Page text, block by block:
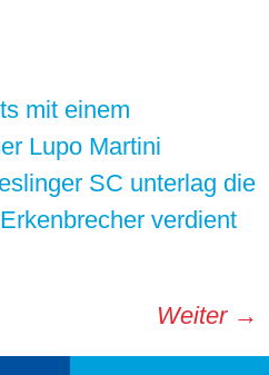
mit einem
Lupo Martini
SC unterlag die
verdient
Weiter →